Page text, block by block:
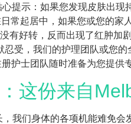
提示：如果您发现皮肤出
常起居中，如果您或您的
有好转，反而出现了红肿
受，我们的护理团队或您
护士团队随时准备为您提
这份来自
我们身体的各项机能难免